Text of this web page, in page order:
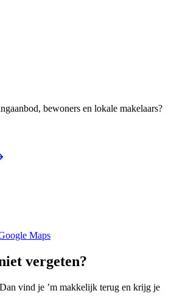
bewoners en lokale makelaars?
Maps
vergeten?
vind je ’m makkelijk terug en krijg je